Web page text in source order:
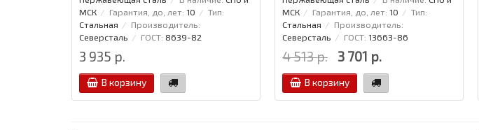
МСК
Гарантия, до, лет: 10
Тип:
Стальная
Производитель:
Северсталь
ГОСТ: 8639-82
3 935 р.
В корзину
МСК
Гарантия, до, лет: 10
Тип:
Стальная
Производитель:
Северсталь
ГОСТ: 13663-86
4 513 р. 3 701 р.
В корзину